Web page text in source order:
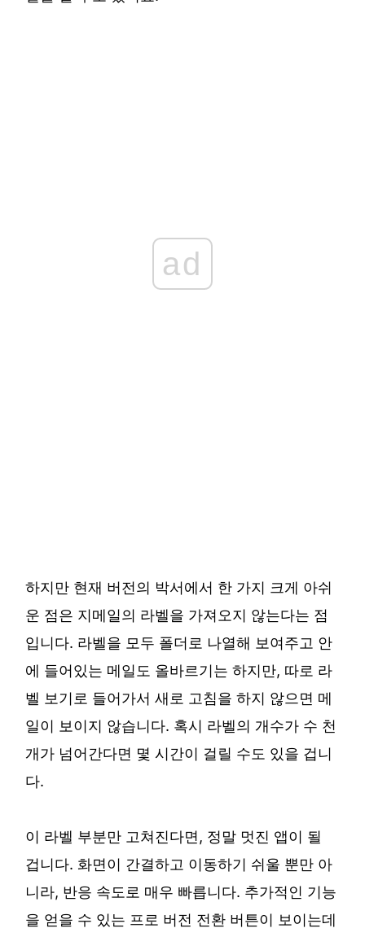
ad
하지만 현재 버전의 박서에서 한 가지 크게 아쉬
운 점은 지메일의 라벨을 가져오지 않는다는 점
입니다. 라벨을 모두 폴더로 나열해 보여주고 안
에 들어있는 메일도 올바르기는 하지만, 따로 라
벨 보기로 들어가서 새로 고침을 하지 않으면 메
일이 보이지 않습니다. 혹시 라벨의 개수가 수 천
개가 넘어간다면 몇 시간이 걸릴 수도 있을 겁니
다.
이 라벨 부분만 고쳐진다면, 정말 멋진 앱이 될
겁니다. 화면이 간결하고 이동하기 쉬울 뿐만 아
니라, 반응 속도로 매우 빠릅니다. 추가적인 기능
을 얻을 수 있는 프로 버전 전환 버튼이 보이는데